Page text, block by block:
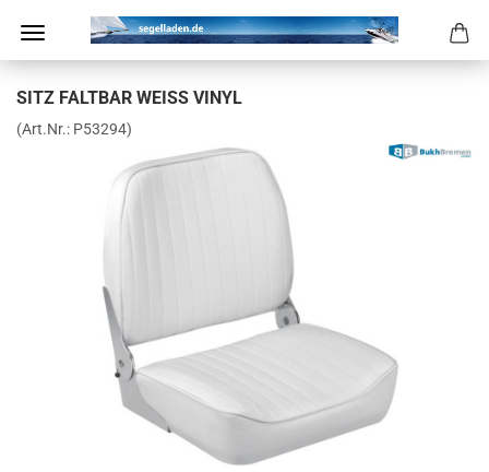
SITZ FALT­BAR WEISS VINYL
(Art.Nr.: P53294)